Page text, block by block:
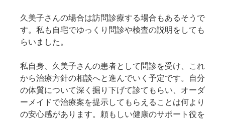
久美子さんの場合は訪問診療する場合もあるそうで
す。私も自宅でゆっくり問診や検査の説明をしても
らいました。
私自身、久美子さんの患者として問診を受け、これ
から治療方針の相談へと進んでいく予定です。自分
の体質について深く掘り下げて診てもらい、オーダ
ーメイドで治療案を提示してもらえることは何より
の安心感があります。頼もしい健康のサポート役を